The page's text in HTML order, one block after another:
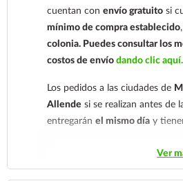
cuentan conenvío gratuito si
mínimo de compra establecido
colonia. Puedes consultar los
costos de envíodando clic aquí.
Los pedidos a las ciudades de
Allende si se realizan antes de
entregaránel mismo día y
Los pedidos de otras
.Sólo hacemos
Ver